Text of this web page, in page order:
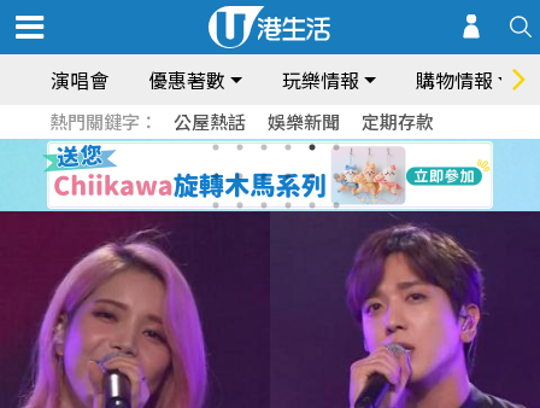
演唱會 優惠著數 玩樂情報 購物情報
熱門關鍵字： 公屋熱話 娛樂新聞 定期存款